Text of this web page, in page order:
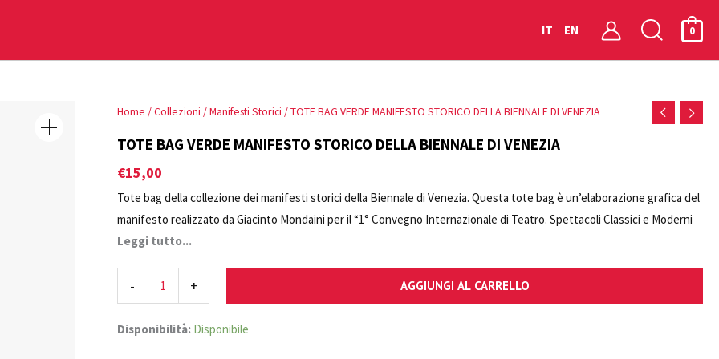
IT EN Cerca
0
Home /Collezioni /Manifesti Storici / TOTE BAG VERDE MANIFESTO STORICO DELLA BIENNALE DI VENEZIA
TOTE BAG VERDE MANIFESTO STORICO DELLA BIENNALE DI VENEZIA
€15,00
Tote bag della collezione dei manifesti storici della Biennale di Venezia. Questa tote bag è un’elaborazione grafica del
manifesto realizzato da Giacinto Mondaini per il “1° Convegno Internazionale di Teatro. Spettacoli Classici e Moderni
del 1934”. La tote bag ha il logo dell’Archivio Storico delle Arti Contemporanee della Biennale di Venezia.
Leggi tutto...
Disponibilità: Disponibile
-
TOTE
VERDE
MANIFESTO
STORICO
DELLA
BIENNALE
VENEZIA
quantità
+ AGGIUNGI AL CARRELLO